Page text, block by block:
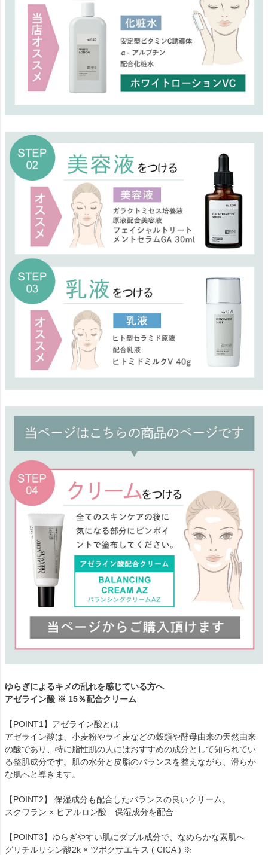
ゆらぎによるキメの乱れを感じている方へ
アゼライン酸 ※ 15％配合クリーム
【POINT1】アゼライン酸とは
アゼライン酸は、小麦粉やライ麦などの穀類や酵母由来の天然由来
の酸であり、特に脂性肌の人にはおすすめの成分として知られてい
る整肌成分です。肌の水分と皮脂のバランスを整えながら、滑らか
な肌へと導きます。
【POINT2】 保湿成分も配合したバランスの良いクリーム。
スクワラン × ヒアルロン酸 保湿成分を配合
【POINT3】ゆらぎやすい肌にダブル成分で、なめらかな素肌へ
グリチルリシン酸2k × ツボクサエキス ( CICA ) ※